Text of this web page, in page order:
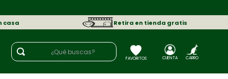
casa Retira en tienda gratis
¿Qué buscas?